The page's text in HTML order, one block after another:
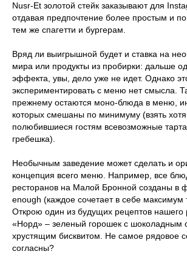
Nusr-Et золотой стейк заказывают для
отдавая предпочтение более простым и
тем же спагетти и бургерам.
Вряд ли выигрышной будет и ставка на
мира или продукты из пробирки: дальше
эффекта, увы, дело уже не идет. Однако
экспериментировать с меню нет смысла.
прежнему остаются моно-блюда в меню,
которых смешаны по минимуму (взять
полюбившиеся гостям всевозможные
гребешка).
Необычным заведение может сделать и
концепция всего меню. Например, все
ресторанов на Малой Бронной созданы в
enough (каждое сочетает в себе максимум
Открою один из будущих рецептов нашего
«Норд» – зеленый горошек с шоколадным
хрустящим бисквитом. Не самое рядовое
согласны?